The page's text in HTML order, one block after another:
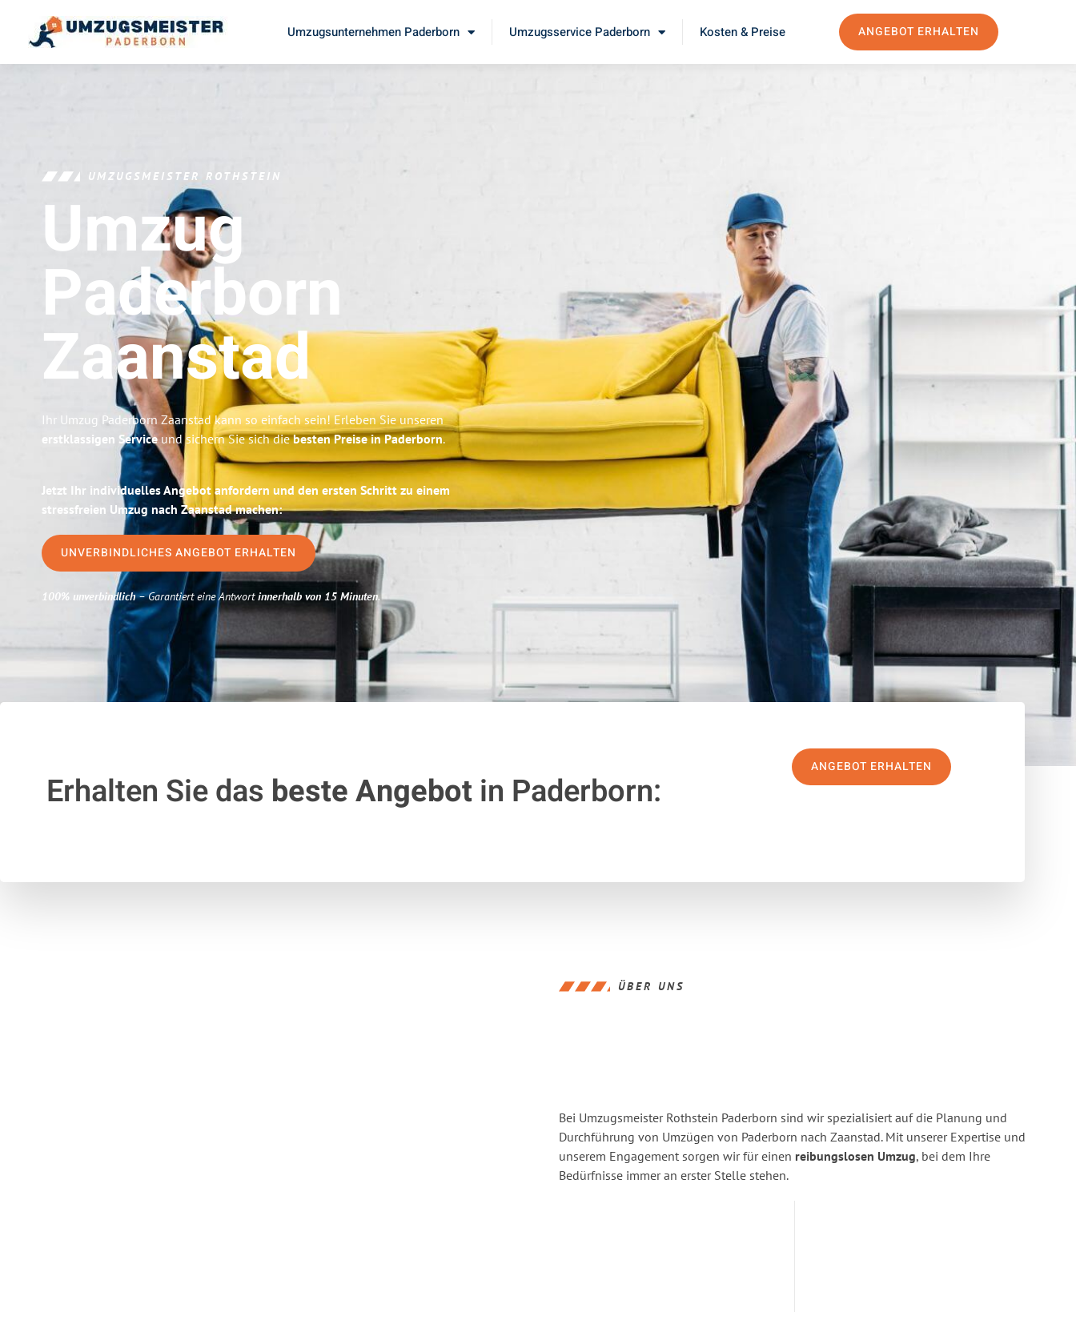
Umzugsunternehmen Paderborn Umzugsservice Paderborn Kosten & Preise ANGEBOT ERHALTEN
UMZUGSMEISTER ROTHSTEIN
Umzug
Paderborn
Zaanstad
Ihr Umzug Paderborn Zaanstad kann so einfach sein! Erleben Sie unseren
erstklassigen Serviceund sichern Sie sich diebesten Preise in Paderborn.
Jetzt Ihr individuelles Angebot anfordern und den ersten Schritt zu einem
stressfreien Umzug nach Zaanstad machen:
UNVERBINDLICHES ANGEBOT ERHALTEN
100% unverbindlich– Garantiert eine Antwortinnerhalb von 15 Minuten.
Erhalten Sie das beste Angebotin Paderborn:
ANGEBOT ERHALTEN
ÜBER UNS
Bei Umzugsmeister Rothstein Paderborn sind wir spezialisiert auf die Planung und
Durchführung von Umzügen von Paderborn nach Zaanstad. Mit unserer Expertise und
unserem Engagement sorgen wir für einen reibungslosen Umzug, bei dem Ihre
Bedürfnisse immer an erster Stelle stehen.